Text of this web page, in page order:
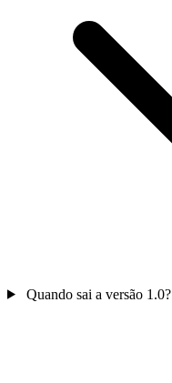
Quando sai a versão 1.0?